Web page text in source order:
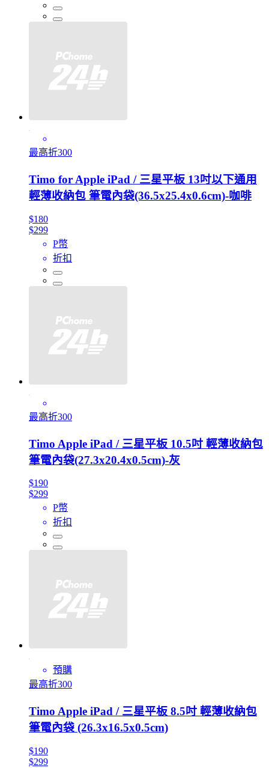
最高折300
Timo for Apple iPad / 三星平板 13吋以下通用
輕薄收納包 筆電內袋(36.5x25.4x0.6cm)-咖啡
$180
$299
P幣
折扣
最高折300
Timo Apple iPad / 三星平板 10.5吋 輕薄收納包
筆電內袋(27.3x20.4x0.5cm)-灰
$190
$299
P幣
折扣
預購
最高折300
Timo Apple iPad / 三星平板 8.5吋 輕薄收納包
筆電內袋 (26.3x16.5x0.5cm)
$190
$299